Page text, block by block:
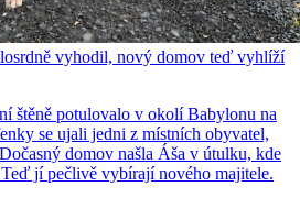
vyhodil, nový domov teď vyhlíží
štěně potulovalo v okolí Babylonu na
se ujali jedni z místních obyvatel,
domov našla Áša v útulku, kde
jí pečlivě vybírají nového majitele.